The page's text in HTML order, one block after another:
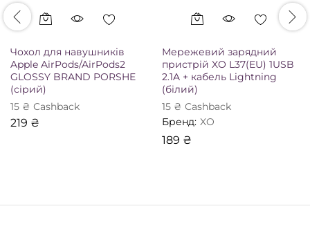
Чохол для навушників
Apple AirPods/AirPods2
GLOSSY BRAND PORSHE
(сірий)
15 ₴ Сashback
219 ₴
Мережевий зарядний
пристрій XO L37(EU) 1USB
2.1A + кабель Lightning
(білий)
15 ₴ Сashback
Бренд: XO
189 ₴